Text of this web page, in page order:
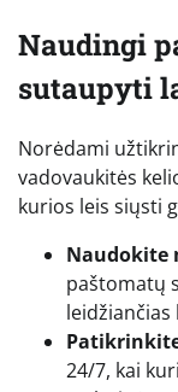
Naudingi
sutaupyti
Norėdami
vadovaukitės
kurios leis siųsti
Naudokite
paštomatų
leidžiančias
24/7, kai